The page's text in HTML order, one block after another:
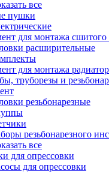
все
пушки
для монтажа сшитого
расширительные
для монтажа
труборезы и
резьбонарезные
резьбонарезного
все
для опрессовки
для опрессовки